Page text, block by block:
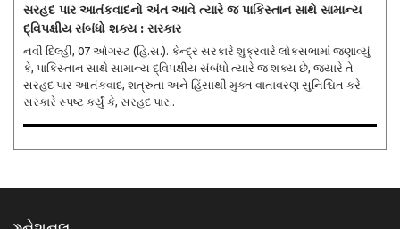
સરહદ પાર આતંકવાદનો અંત આવે ત્યારે જ પાકિસ્તાન સાથે સામાન્ય
દ્વિપક્ષીય સંબંધો શક્ય : સરકાર
નવી દિલ્હી, 07 ઓગસ્ટ (હિ.સ.). કેન્દ્ર સરકારે શુક્રવારે લોકસભામાં જણાવ્યું
કે, પાકિસ્તાન સાથે સામાન્ય દ્વિપક્ષીય સંબંધો ત્યારે જ શક્ય છે, જ્યારે તે
સરહદ પાર આતંકવાદ, શત્રુતા અને હિંસાથી મુક્ત વાતાવરણ સુનિશ્ચિત કરે.
સરકારે સ્પષ્ટ કર્યું કે, સરહદ પાર..